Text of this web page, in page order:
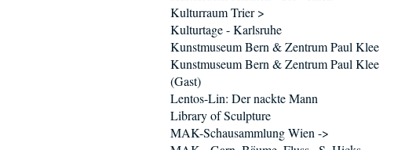
Kulturraum Trier >
Kulturtage - Karlsruhe
Kunstmuseum Bern & Zentrum Paul Klee
Kunstmuseum Bern & Zentrum Paul Klee
(Gast)
Lentos-Lin: Der nackte Mann
Library of Sculpture
MAK-Schausammlung Wien ->